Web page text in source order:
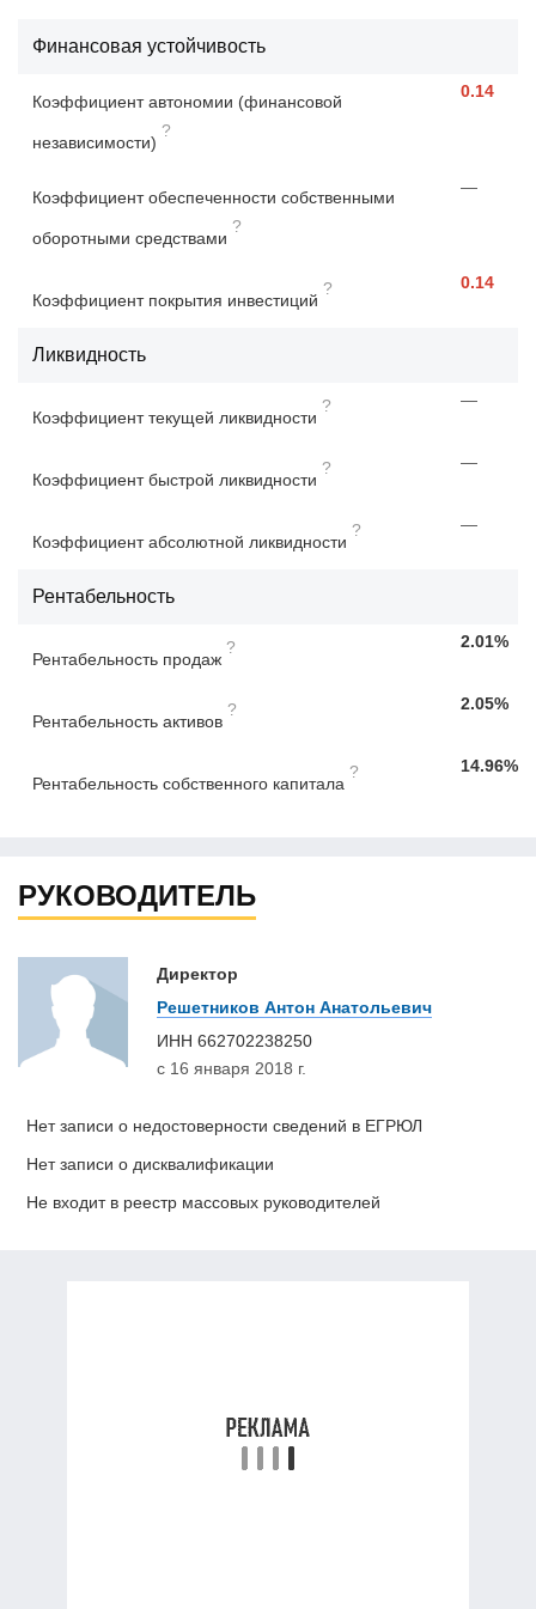
Финансовая устойчивость
Коэффициент автономии (финансовой
независимости)
?
0.14
Коэффициент обеспеченности собственными
оборотными средствами
?
—
Коэффициент покрытия инвестиций
? 0.14
Ликвидность
Коэффициент текущей ликвидности
? —
Коэффициент быстрой ликвидности
? —
Коэффициент абсолютной ликвидности
? —
Рентабельность
Рентабельность продаж
? 2.01%
Рентабельность активов
? 2.05%
Рентабельность собственного капитала
? 14.96%
РУКОВОДИТЕЛЬ
Директор
Решетников Антон Анатольевич
ИНН 662702238250
с 16 января 2018 г.
Нет записи о недостоверности сведений в ЕГРЮЛ
Нет записи о дисквалификации
Не входит в реестр массовых руководителей